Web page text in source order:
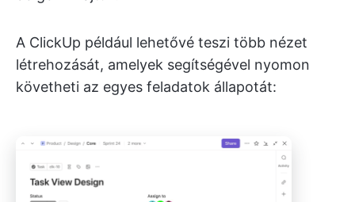
A ClickUp például lehetővé teszi több nézet
létrehozását, amelyek segítségével nyomon
követheti az egyes feladatok állapotát: